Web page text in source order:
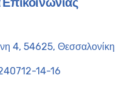
4, 54625, Θεσσαλονίκη
14-16